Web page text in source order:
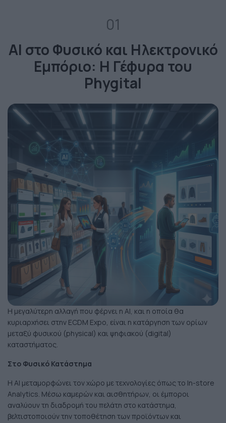
01
AI στο Φυσικό και Ηλεκτρονικό
Εμπόριο: Η Γέφυρα του
Phygital
Η μεγαλύτερη αλλαγή που φέρνει η AI, και η οποία θα
κυριαρχήσει στην ECDM Expo, είναι η κατάργηση των ορίων
μεταξύ φυσικού (physical) και ψηφιακού (digital)
καταστήματος.
Στο Φυσικό Κατάστημα
Η AI μεταμορφώνει τον χώρο με τεχνολογίες όπως το In-store
Analytics. Μέσω καμερών και αισθητήρων, οι έμποροι
αναλύουν τη διαδρομή του πελάτη στο κατάστημα,
βελτιστοποιούν την τοποθέτηση των προϊόντων και